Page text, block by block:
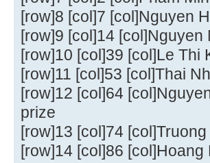
[row]8 [col]7 [col]Nguyen
[row]9 [col]14 [col]Nguyen
[row]10 [col]39 [col]Le Thi
[row]11 [col]53 [col]Thai
[row]12 [col]64
prize
[row]13 [col]74
[row]14 [col]86